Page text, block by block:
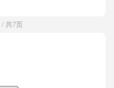
共7页